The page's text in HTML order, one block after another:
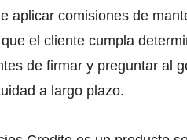
aplicar comisiones de
el cliente cumpla
de firmar y preguntar al
a largo plazo.